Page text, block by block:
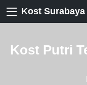
Kost Surabaya
Kost Putri